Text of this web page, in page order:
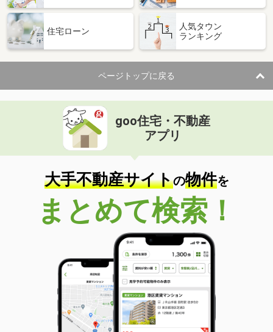
住宅ローン
人気タウン
ランキング
ページトップに戻る
goo住宅・不動産
アプリ
大手不動産サイトの物件を
まとめて検索！